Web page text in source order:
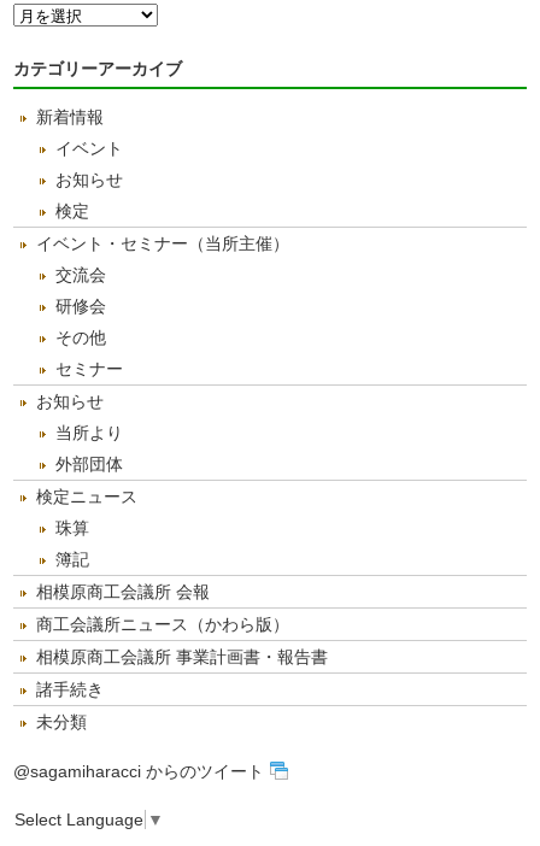
月
ー
イ
カテゴリーアーカイブ
新着情報
イベント
お知らせ
検定
イベント・セミナー（当所主催）
交流会
研修会
その他
セミナー
お知らせ
当所より
外部団体
検定ニュース
珠算
簿記
相模原商工会議所 会報
商工会議所ニュース（かわら版）
相模原商工会議所 事業計画書・報告書
諸手続き
未分類
@sagamiharacci からのツイート
Select Language ▼